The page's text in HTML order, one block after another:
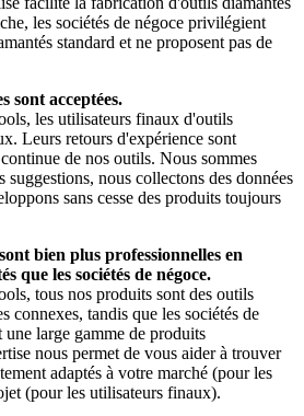
les sociétés de négoce privilégient
standard et ne proposent pas de
sont acceptées.
les utilisateurs finaux d'outils
Leurs retours d'expérience sont
de nos outils. Nous sommes
suggestions, nous collectons des données
sans cesse des produits toujours
bien plus professionnelles en
que les sociétés de négoce.
tous nos produits sont des outils
connexes, tandis que les sociétés de
large gamme de produits
nous permet de vous aider à trouver
adaptés à votre marché (pour les
(pour les utilisateurs finaux).